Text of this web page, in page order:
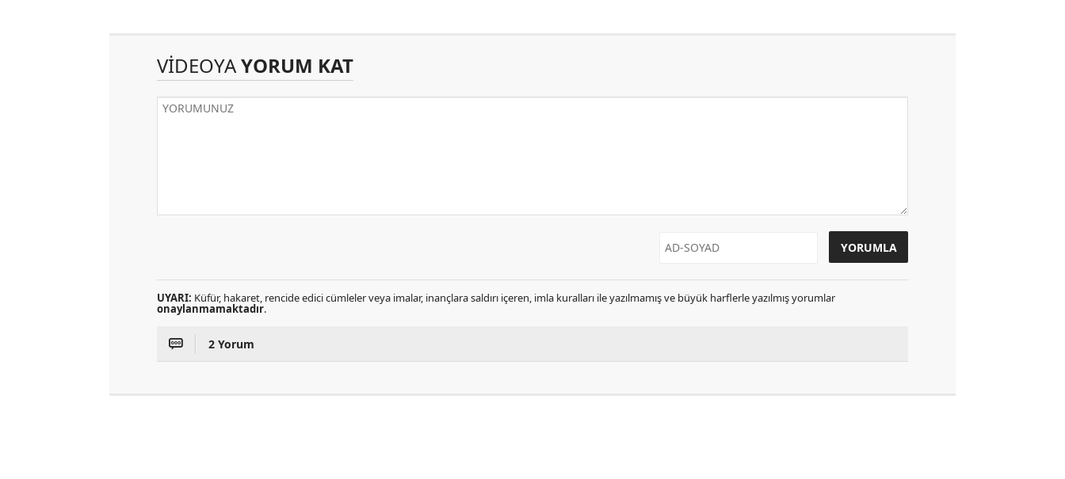
VİDEOYAYORUM KAT
UYARI: Küfür, hakaret, rencide edici cümleler veya imalar, inançlara saldırı içeren, imla kuralları ile yazılmamış ve büyük harflerle yazılmış yorumlar
onaylanmamaktadır.
2 Yorum